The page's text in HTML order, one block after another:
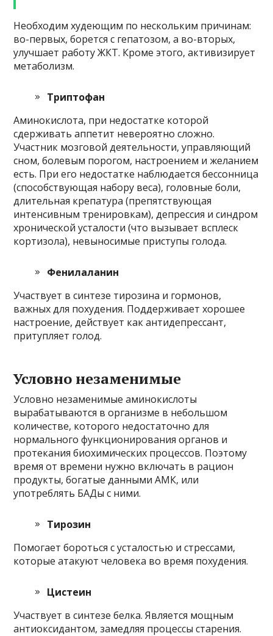
Необходим худеющим по нескольким причинам:
во-первых, борется с гепатозом, а во-вторых,
улучшает работу ЖКТ. Кроме этого, активизирует
метаболизм.
Триптофан
Аминокислота, при недостатке которой
сдерживать аппетит невероятно сложно.
Участник мозговой деятельности, управляющий
сном, болевым порогом, настроением и желанием
есть. При его недостатке наблюдается бессонница
(способствующая набору веса), головные боли,
длительная крепатура (препятствующая
интенсивным тренировкам), депрессия и синдром
хронической усталости (что вызывает всплеск
кортизола), невыносимые приступы голода.
Фенилаланин
Участвует в синтезе тирозина и гормонов,
важных для похудения. Поддерживает хорошее
настроение, действует как антидепрессант,
притупляет голод.
Условно незаменимые
Условно незаменимые аминокислоты
вырабатываются в организме в небольшом
количестве, которого недостаточно для
нормального функционирования органов и
протекания биохимических процессов. Поэтому
время от времени нужно включать в рацион
продукты, богатые данными АМК, или
употреблять БАДы с ними.
Тирозин
Помогает бороться с усталостью и стрессами,
которые атакуют человека во время похудения.
Цистеин
Участвует в синтезе белка. Является мощным
антиоксидантом, замедляя процессы старения.